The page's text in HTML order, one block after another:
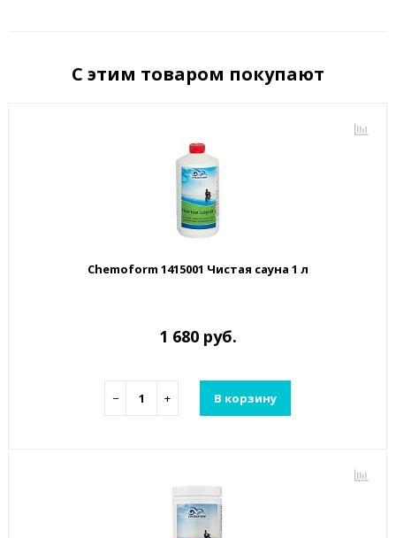
С этим товаром покупают
Chemoform 1415001 Чистая сауна 1 л
1 680 руб.
− + В корзину